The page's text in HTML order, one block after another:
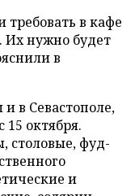
в кафе
Их нужно будет
в
в Севастополе,
15 октября.
столовые, фуд-
и